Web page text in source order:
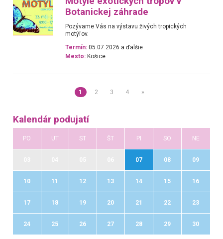
Botanickej záhrade
Pozývame Vás na výstavu živých tropických
motýľov.
Termín: 05.07.2026 a ďalšie
Mesto: Košice
1 2 3 4 »
Kalendár podujatí
PO UT ST ŠT PI SO NE
07 08 09
10 11 12 13 14 15 16
17 18 19 20 21 22 23
24 25 26 27 28 29 30